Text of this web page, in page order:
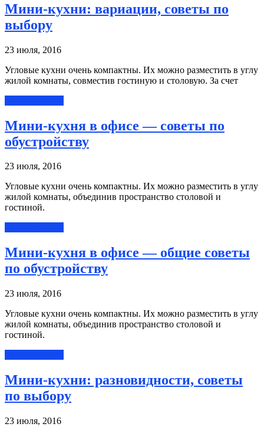
Мини-кухни: вариации, советы по
выбору
23 июля, 2016
Угловые кухни очень компактны. Их можно разместить в углу
жилой комнаты, совместив гостиную и столовую. За счет
Мини-кухня в офисе — советы по
обустройству
23 июля, 2016
Угловые кухни очень компактны. Их можно разместить в углу
жилой комнаты, объединив пространство столовой и
гостиной.
Мини-кухня в офисе — общие советы
по обустройству
23 июля, 2016
Угловые кухни очень компактны. Их можно разместить в углу
жилой комнаты, объединив пространство столовой и
гостиной.
Мини-кухни: разновидности, советы
по выбору
23 июля, 2016